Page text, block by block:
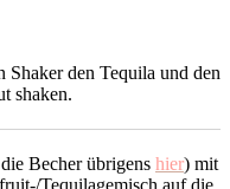
den Tequila und den
shaken.
Becher übrigens hier) mit